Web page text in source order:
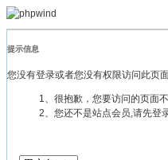
提示信息
您没有登录或者您没有权限访问此页
1、很抱歉，您要访问的页面不
2、您还不是站点会员,请先登